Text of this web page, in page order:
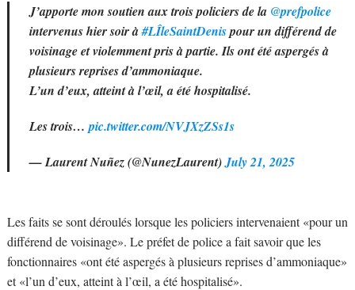
J’apporte mon soutien aux trois policiers de la @prefpolice
intervenus hier soir à#LÎleSaintDenispour un différend de
voisinage et violemment pris à partie. Ils ont été aspergés à
plusieurs reprises d’ammoniaque.
L’un d’eux, atteint à l’œil, a été hospitalisé.
Les trois…pic.twitter.com/NVJXzZSs1s
— Laurent Nuñez (@NunezLaurent)July 21, 2025
Les faits se sont déroulés lorsque les policiers intervenaient «pour un
différend de voisinage». Le préfet de police a fait savoir que les
fonctionnaires «ont été aspergés à plusieurs reprises d’ammoniaque»
et «l’un d’eux, atteint à l’œil, a été hospitalisé».